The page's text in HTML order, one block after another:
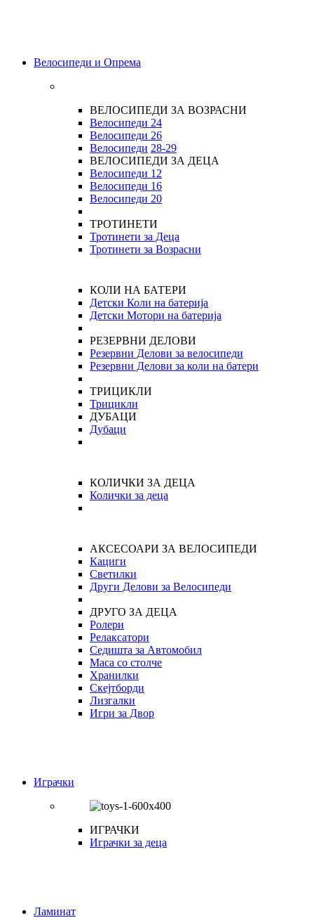
Велосипеди и Опрема
ВЕЛОСИПЕДИ ЗА ВОЗРАСНИ
Велосипеди 24
Велосипеди 26
Велосипеди 28-29
ВЕЛОСИПЕДИ ЗА ДЕЦА
Велосипеди 12
Велосипеди 16
Велосипеди 20
ТРОТИНЕТИ
Тротинети за Деца
Тротинети за Возрасни
КОЛИ НА БАТЕРИ
Детски Коли на батерија
Детски Мотори на батерија
РЕЗЕРВНИ ДЕЛОВИ
Резервни Делови за велосипеди
Резервни Делови за коли на батери
ТРИЦИКЛИ
Трицикли
ДУБАЦИ
Дубаци
КОЛИЧКИ ЗА ДЕЦА
Колички за деца
АКСЕСОАРИ ЗА ВЕЛОСИПЕДИ
Кациги
Светилки
Други Делови за Велосипеди
ДРУГО ЗА ДЕЦА
Ролери
Релаксатори
Седишта за Автомобил
Маса со столче
Хранилки
Скејтборди
Лизгалки
Игри за Двор
Играчки
ИГРАЧКИ
Играчки за деца
Ламинат